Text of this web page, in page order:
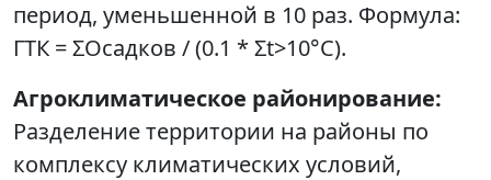
период, уменьшенной в 10 раз. Формула:
ГТК = ΣОсадков / (0.1 * Σt>10°C).
Агроклиматическое районирование:
Разделение территории на районы по
комплексу климатических условий,